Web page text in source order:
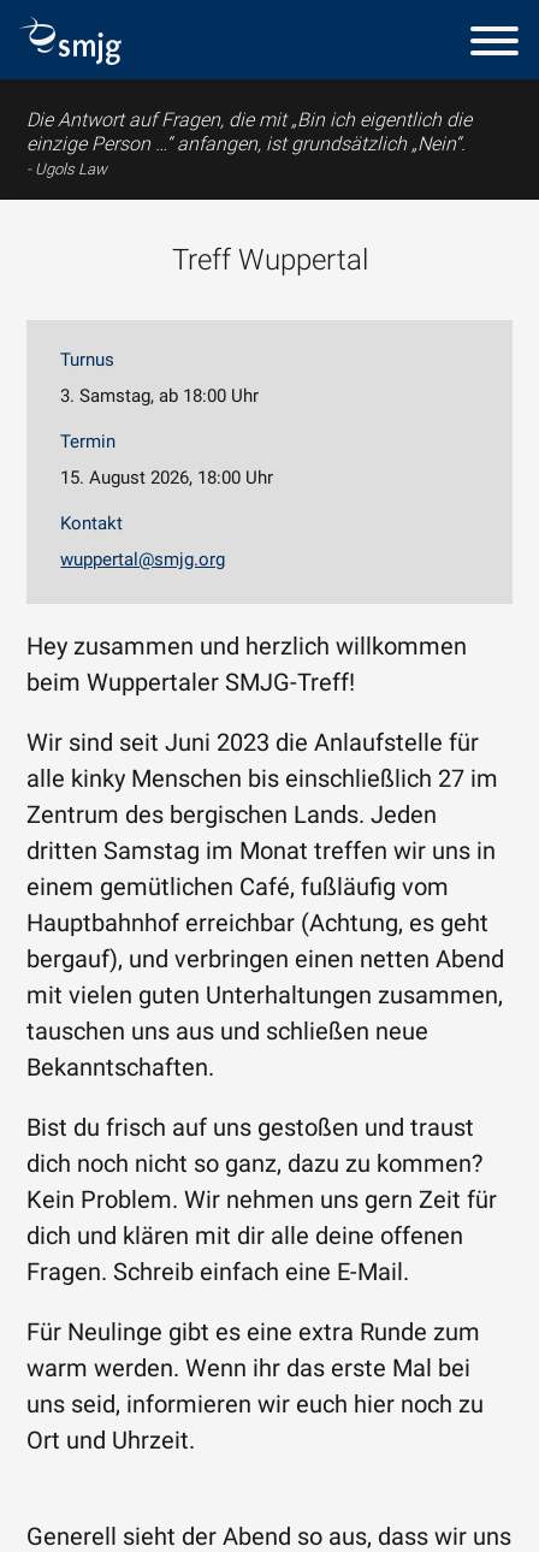
Die Antwort auf Fragen, die mit „Bin ich eigentlich die
einzige Person …“ anfangen, ist grundsätzlich „Nein“.
Ugols Law
Treff Wuppertal
Turnus
3. Samstag, ab 18:00 Uhr
Termin
15. August 2026, 18:00 Uhr
Kontakt
wuppertal@smjg.org
Hey zusammen und herzlich willkommen
beim Wuppertaler SMJG-Treff!
Wir sind seit Juni 2023 die Anlaufstelle für
alle kinky Menschen bis einschließlich 27 im
Zentrum des bergischen Lands. Jeden
dritten Samstag im Monat treffen wir uns in
einem gemütlichen Café, fußläufig vom
Hauptbahnhof erreichbar (Achtung, es geht
bergauf), und verbringen einen netten Abend
mit vielen guten Unterhaltungen zusammen,
tauschen uns aus und schließen neue
Bekanntschaften.
Bist du frisch auf uns gestoßen und traust
dich noch nicht so ganz, dazu zu kommen?
Kein Problem. Wir nehmen uns gern Zeit für
dich und klären mit dir alle deine offenen
Fragen. Schreib einfach eine E-Mail.
Für Neulinge gibt es eine extra Runde zum
warm werden. Wenn ihr das erste Mal bei
uns seid, informieren wir euch hier noch zu
Ort und Uhrzeit.
Generell sieht der Abend so aus, dass wir uns